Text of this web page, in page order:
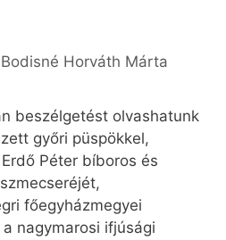
Bodisné Horváth Márta
beszélgetést olvashatunk
győri püspökkel,
Péter bíboros és
főegyházmegyei
nagymarosi ifjúsági